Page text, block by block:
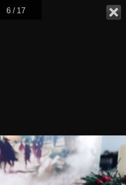
6 / 17